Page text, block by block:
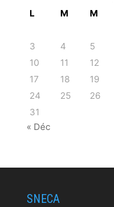
L M M
3
4 5
10
11 12
17
18 19
24
25 26
31
« Déc
SNECA